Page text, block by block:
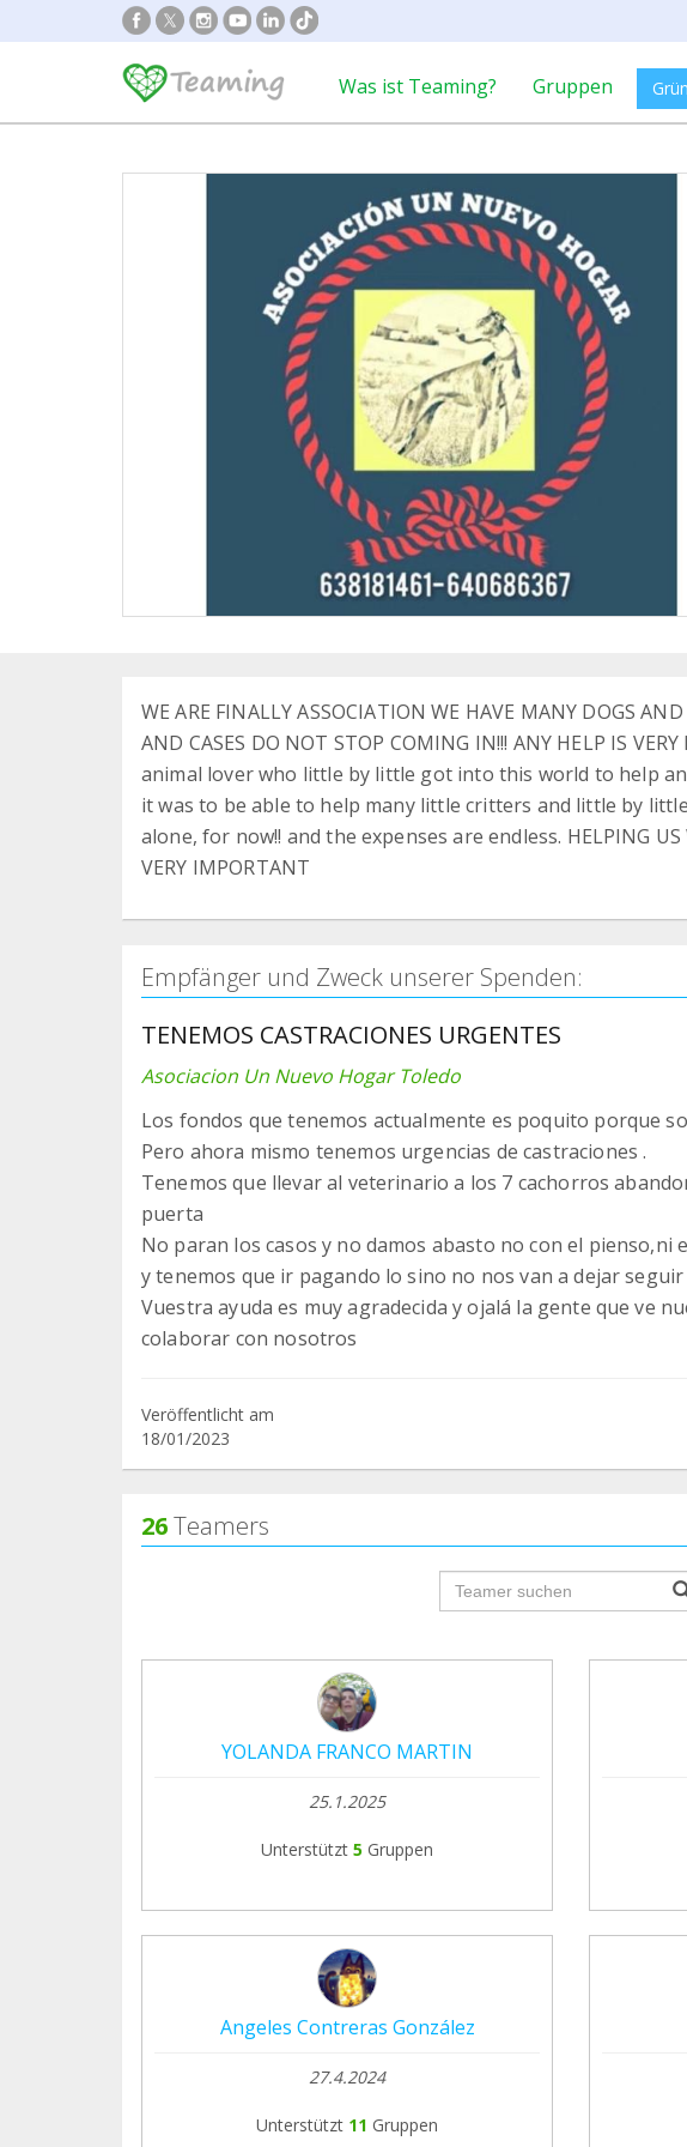
Was ist Teaming? Gruppen
WE ARE FINALLY ASSOCIATION WE HAVE MANY DOGS
AND CASES DO NOT STOP COMING IN!!! ANY HELP IS
animal lover who little by little got into this world to help
it was to be able to help many little critters and little by
alone, for now!! and the expenses are endless. HELPING US
VERY IMPORTANT
Empfänger und Zweck unserer Spenden:
TENEMOS CASTRACIONES URGENTES
Asociacion Un Nuevo Hogar Toledo
Los fondos que tenemos actualmente es poquito porque
Pero ahora mismo tenemos urgencias de castraciones .
Tenemos que llevar al veterinario a los 7 cachorros
puerta
No paran los casos y no damos abasto no con el pienso,ni
y tenemos que ir pagando lo sino no nos van a dejar
Vuestra ayuda es muy agradecida y ojalá la gente que ve
colaborar con nosotros
Veröffentlicht am
18/01/2023
26Teamers
YOLANDA FRANCO MARTIN
25.1.2025
Unterstützt 5 Gruppen
Angeles Contreras González
27.4.2024
Unterstützt 11 Gruppen